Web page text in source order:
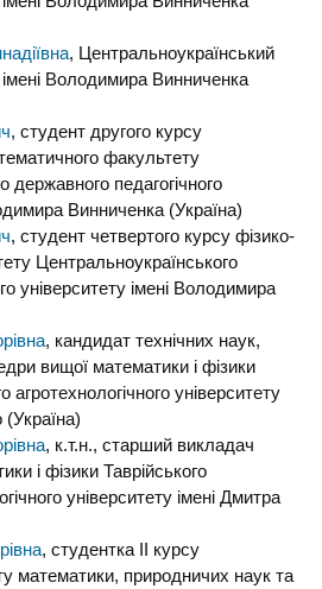
, Центральноукраїнський
Володимира Винниченка
, студент другого курсу
факультету
державного педагогічного
Винниченка (Україна)
, студент четвертого курсу фізико-
Центральноукраїнського
університету імені Володимира
, кандидат технічних наук,
вищої математики і фізики
агротехнологічного університету
(Україна)
, к.т.н., старший викладач
і фізики Таврійського
університету імені Дмитра
, студентка II курсу
математики, природничих наук та